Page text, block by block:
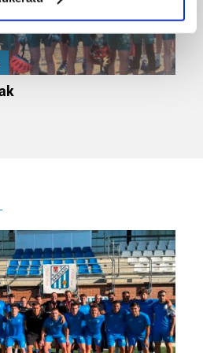
(fingerprinting)
your personal data is processed
in thedetails section .
datu pertsonalak
datuak nork eta zertarako
baimenik eskatzen, eta beren
babesten dira. Ikusi gure
ustez zein helburutarako
horren aurka nola egin